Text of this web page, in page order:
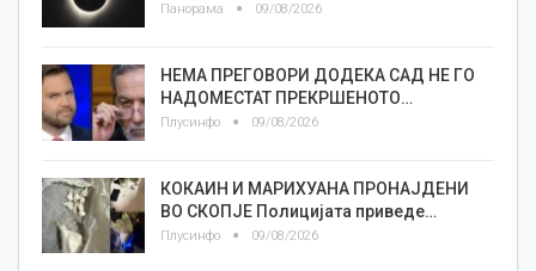
Панорама 09/08/2026
НЕМА ПРЕГОВОРИ ДОДЕКА САД НЕ ГО
НАДОМЕСТАТ ПРЕКРШЕНОТО…
Плусинфо 09/08/2026
КОКАИН И МАРИХУАНА ПРОНАЈДЕНИ
ВО СКОПЈЕ Полицијата приведе…
Плусинфо 09/08/2026